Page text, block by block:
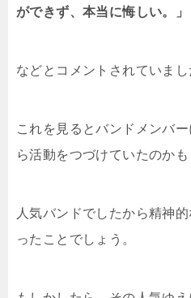
ができず、本当に悔しい。」
などとコメントされていまし
これを見るとバンドメンバ
ら活動をつづけていたのかも
人気バンドでしたから精神
ったことでしょう。